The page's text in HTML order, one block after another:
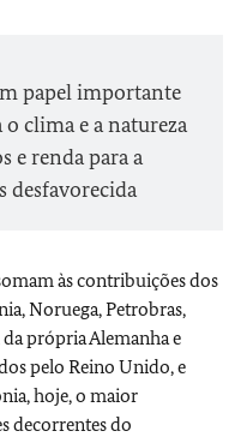
papel importante
clima e a natureza
e renda para a
desfavorecida
às contribuições dos
Noruega, Petrobras,
da própria Alemanha e
pelo Reino Unido, e
hoje, o maior
decorrentes do